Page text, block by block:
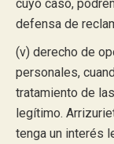
cuyo caso,
defensa de
(v) derecho de
personales,
tratamiento de
legítimo.
tenga un interés